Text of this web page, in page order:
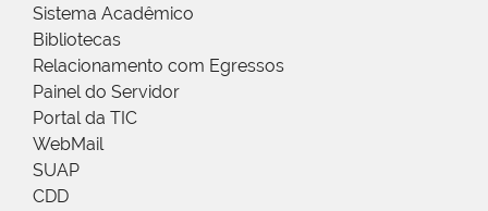
Sistema Acadêmico
Bibliotecas
Relacionamento com Egressos
Painel do Servidor
Portal da TIC
WebMail
SUAP
CDD